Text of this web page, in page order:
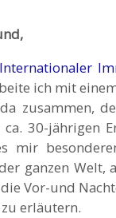
Internationaler
ich mit
zusammen,
30-jährigen
mir
ganzen Welt,
Vor-und
erläutern.